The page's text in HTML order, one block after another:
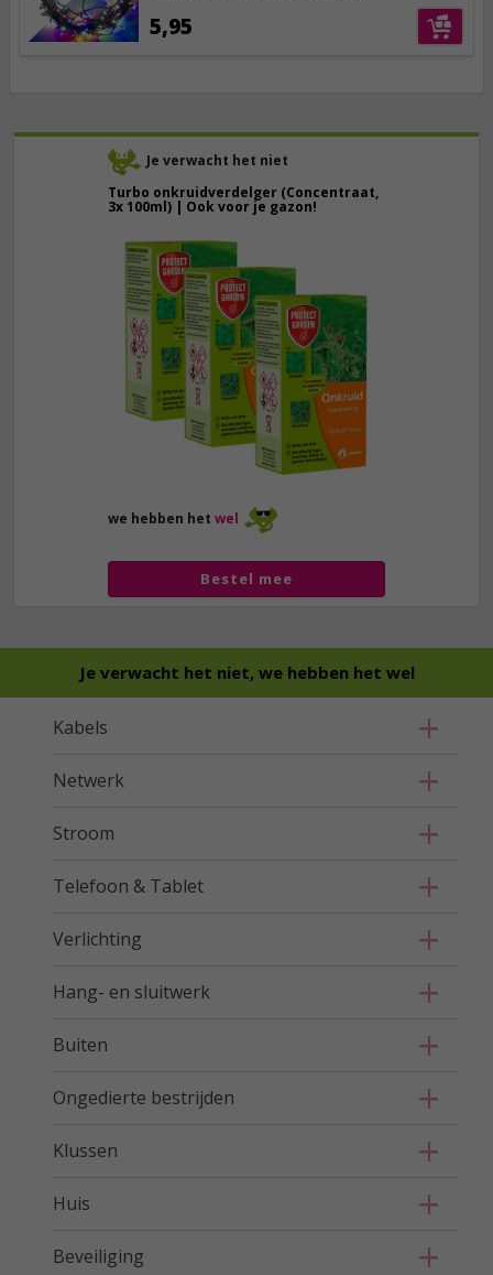
Je verwacht het niet
Turbo onkruidverdelger (Concentraat,
3x 100ml) | Ook voor je gazon!
we hebben het wel
Bestel mee
5,95
Je verwacht het niet, we hebben het wel
Kabels
Netwerk
Stroom
Telefoon & Tablet
Verlichting
Hang- en sluitwerk
Buiten
Ongedierte bestrijden
Klussen
Huis
Beveiliging